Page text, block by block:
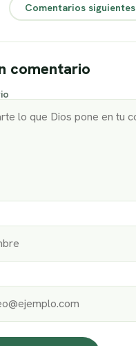
Comentarios siguientes
comentario